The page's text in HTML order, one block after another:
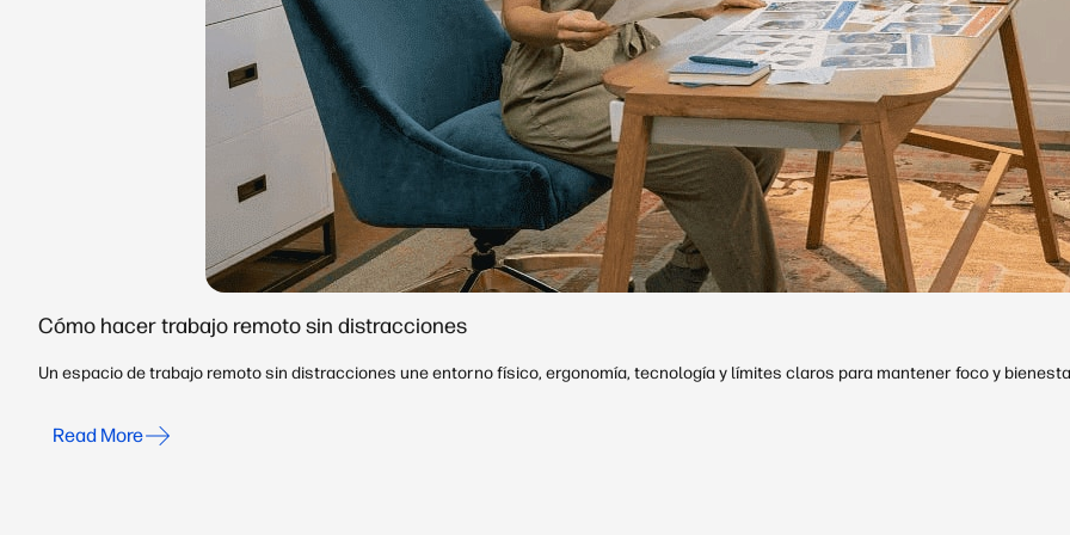
Cómo hacer trabajo remoto sin distracciones
Un espacio de trabajo remoto sin distracciones une entorno físico, ergonomía, tecnología y límites claros para mantener foco y
Read More